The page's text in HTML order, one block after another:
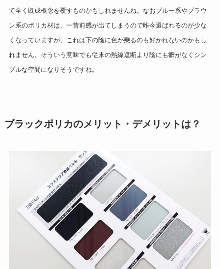
て全く既成概念を覆すものかもしれませんね。なおブルー系やブラウ
ン系のポリカ材は、一昔前感が出てしまうので昨今選ばれるのが少な
くなっていますが、これは下の陰に色が乗るのも好かれないのかもし
れません。そういう意味でも従来の熱線遮断より陰にも癖がなくシン
プルな空間になりそうですね。
ブラックポリカのメリット・デメリットは？